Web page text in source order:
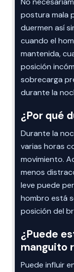
postura mala
duermen así
cuando el
mantenida,
posición
sobrecarga
durante la
¿Por qué
Durante la
varias horas
movimiento.
menos
leve puede
hombro está
posición del
¿Puede
manguito
Puede influir